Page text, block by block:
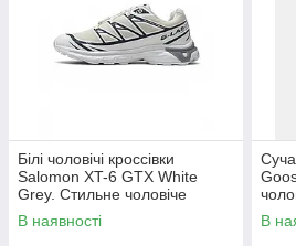
Білі чоловічі кроссівки
Salomon XT-6 GTX White
Grey. Стильне чоловіче
взуття Соломон.
В наявності
В